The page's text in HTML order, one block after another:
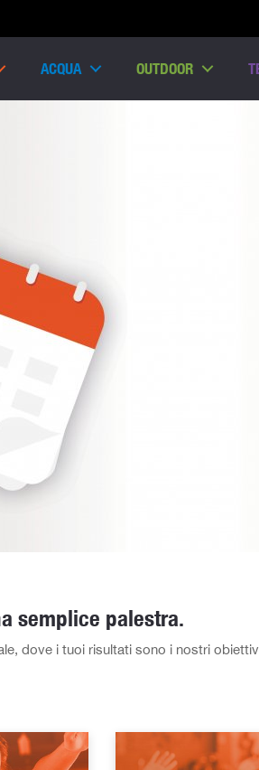
ACQUA OUTDOOR
semplice palestra.
dove i tuoi risultati sono i nostri